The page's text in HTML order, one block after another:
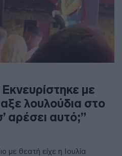
Εκνευρίστηκε με
λουλούδια στο
αρέσει αυτό;”
με θεατή είχε η Ιουλία